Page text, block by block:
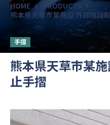
HOME
PRODUCTS
熊本県天草市某施設 外部階段
手摺
熊本県天草市某
止手摺